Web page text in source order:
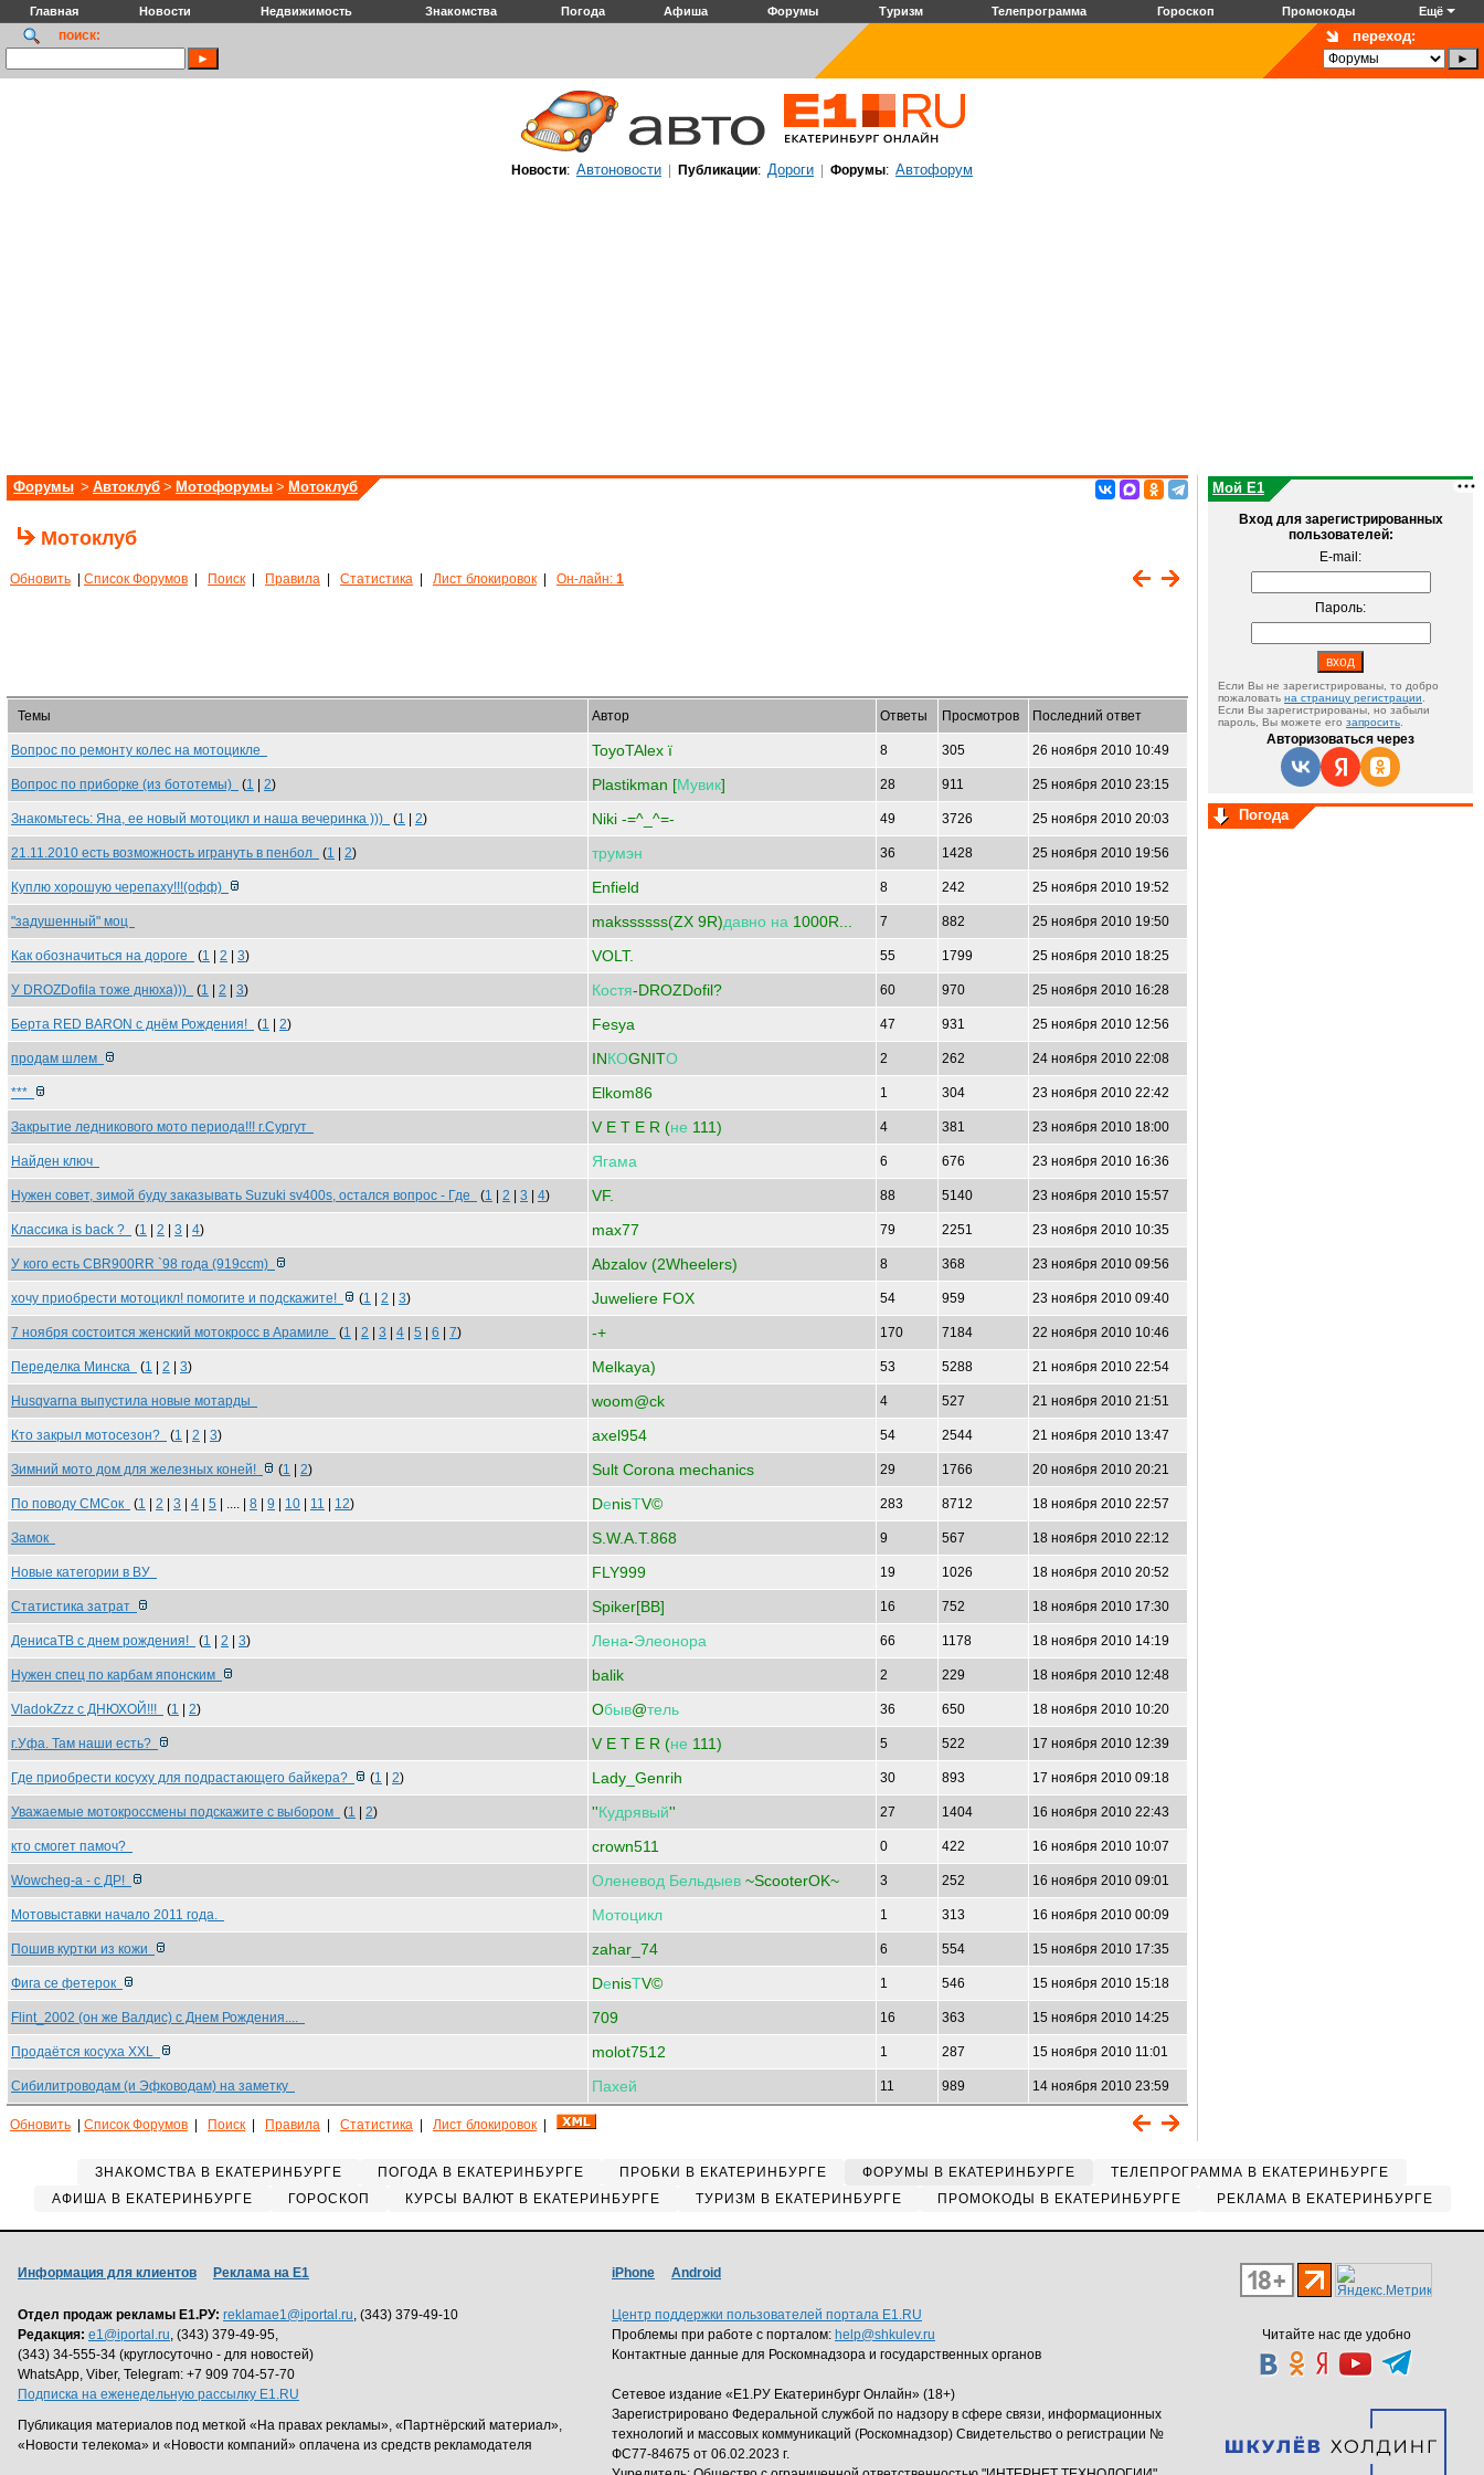
Главная Новости Недвижимость Знакомства Погода Афиша Форумы Туризм Телепрограмма Гороскоп Промокоды Ещё
поиск: переход:
Новости: Автоновости Публикации: Дороги Форумы: Автофорум
Форумы > Автоклуб > Мотофорумы > Мотоклуб
Мотоклуб
Обновить Список Форумов Поиск Правила Статистика Лист блокировок Он-лайн: 1
Темы Автор Ответы Просмотров Последний ответ
Вопрос по ремонту колес на мотоцикле ToyoTAlex ї 8 305 26 ноября 2010 10:49
Вопрос по приборке (из бототемы) (1 2) Plastikman [Мувик] 28 911 25 ноября 2010 23:15
Знакомьтесь: Яна, ее новый мотоцикл и наша вечеринка ))) (1 2) Niki -=^_^=- 49 3726 25 ноября 2010 20:03
21.11.2010 есть возможность игрануть в пенбол (1 2) трумэн 36 1428 25 ноября 2010 19:56
Куплю хорошую черепаху!!!(офф) Enfield 8 242 25 ноября 2010 19:52
"задушенный" моц makssssss(ZX 9R)давно на 1000R... 7 882 25 ноября 2010 19:50
Как обозначиться на дороге (1 2 3) VOLT. 55 1799 25 ноября 2010 18:25
У DROZDofila тоже днюха))) (1 2 3) Костя-DROZDofil? 60 970 25 ноября 2010 16:28
Берта RED BARON с днём Рождения! (1 2) Fesya 47 931 25 ноября 2010 12:56
продам шлем INКОGNITО 2 262 24 ноября 2010 22:08
*** Elkom86 1 304 23 ноября 2010 22:42
Закрытие ледникового мото периода!!! г.Сургут V E T E R (не 111) 4 381 23 ноября 2010 18:00
Найден ключ Ягама 6 676 23 ноября 2010 16:36
Нужен совет, зимой буду заказывать Suzuki sv400s, остался вопрос - Где (1 2 3 4) VF. 88 5140 23 ноября 2010 15:57
Классика is back ? (1 2 3 4) max77 79 2251 23 ноября 2010 10:35
У кого есть CBR900RR `98 года (919ссm) Abzalov (2Wheelers) 8 368 23 ноября 2010 09:56
хочу приобрести мотоцикл! помогите и подскажите! (1 2 3) Juweliere FOX 54 959 23 ноября 2010 09:40
7 ноября состоится женский мотокросс в Арамиле (1 2 3 4 5 6 7) -+ 170 7184 22 ноября 2010 10:46
Переделка Минска (1 2 3) Melkaya) 53 5288 21 ноября 2010 22:54
Husqvarna выпустила новые мотарды woom@ck 4 527 21 ноября 2010 21:51
Кто закрыл мотосезон? (1 2 3) axel954 54 2544 21 ноября 2010 13:47
Зимний мото дом для железных коней! (1 2) Sult Corona mechanics 29 1766 20 ноября 2010 20:21
По поводу СМСок (1 2 3 4 5 | .... | 8 9 10 11 12) DеnisТV© 283 8712 18 ноября 2010 22:57
Замок S.W.A.T.868 9 567 18 ноября 2010 22:12
Новые категории в ВУ FLY999 19 1026 18 ноября 2010 20:52
Статистика затрат Spiker[BB] 16 752 18 ноября 2010 17:30
ДенисаТВ с днем рождения! (1 2 3) Лена-Элеонора 66 1178 18 ноября 2010 14:19
Нужен спец по карбам японским balik 2 229 18 ноября 2010 12:48
VladokZzz с ДНЮХОЙ!!! (1 2) Oбыв@тель 36 650 18 ноября 2010 10:20
г.Уфа. Там наши есть? V E T E R (не 111) 5 522 17 ноября 2010 12:39
Где приобрести косуху для подрастающего байкера? (1 2) Lady_Genrih 30 893 17 ноября 2010 09:18
Уважаемые мотокроссмены подскажите с выбором (1 2) ''Кудрявый'' 27 1404 16 ноября 2010 22:43
кто смогет памоч? crown511 0 422 16 ноября 2010 10:07
Wowcheg-а - с ДР! Оленевод Бельдыев ~ScooterOK~ 3 252 16 ноября 2010 09:01
Мотовыставки начало 2011 года. Мотоцикл 1 313 16 ноября 2010 00:09
Пошив куртки из кожи zahar_74 6 554 15 ноября 2010 17:35
Фига се фетерок DеnisТV© 1 546 15 ноября 2010 15:18
Flint_2002 (он же Валдис) с Днем Рождения.... 709 16 363 15 ноября 2010 14:25
Продаётся косуха XXL molot7512 1 287 15 ноября 2010 11:01
Сибилитроводам (и Эфководам) на заметку Пахей 11 989 14 ноября 2010 23:59
Обновить Список Форумов Поиск Правила Статистика Лист блокировок
Мой E1
Вход для зарегистрированных
пользователей:
E-mail:
Пароль:
Если Вы не зарегистрированы, то добро
пожаловать на страницу регистрации
Если Вы зарегистрированы, но забыли
пароль, Вы можете его запросить
Авторизоваться через
Погода
ЗНАКОМСТВА В ЕКАТЕРИНБУРГЕ ПОГОДА В ЕКАТЕРИНБУРГЕ ПРОБКИ В ЕКАТЕРИНБУРГЕ ФОРУМЫ В ЕКАТЕРИНБУРГЕ
ТЕЛЕПРОГРАММА В ЕКАТЕРИНБУРГЕ
АФИША В ЕКАТЕРИНБУРГЕ
ГОРОСКОП КУРСЫ ВАЛЮТ В ЕКАТЕРИНБУРГЕ ТУРИЗМ В ЕКАТЕРИНБУРГЕ ПРОМОКОДЫ В ЕКАТЕРИНБУРГЕ РЕКЛАМА В ЕКАТЕРИНБУРГЕ
Читайте нас где удобно
Информация для клиентов Реклама на Е1
Отдел продаж рекламы Е1.РУ: reklamae1@iportal.ru, (343) 379-49-10
Редакция: e1@iportal.ru, (343) 379-49-95,
(343) 34-555-34 (круглосуточно - для новостей)
WhatsApp, Viber, Telegram: +7 909 704-57-70
Подписка на еженедельную рассылку E1.RU
Публикация материалов под меткой «На правах рекламы», «Партнёрский материал»,
«Новости телекома» и «Новости компаний» оплачена из средств рекламодателя
iPhone Android
Центр поддержки пользователей портала E1.RU
Проблемы при работе с порталом: help@shkulev.ru
Контактные данные для Роскомнадзора и государственных органов
Сетевое издание «Е1.РУ Екатеринбург Онлайн» (18+)
Зарегистрировано Федеральной службой по надзору в сфере связи, информационных
технологий и массовых коммуникаций (Роскомнадзор) Свидетельство о регистрации №
ФС77-84675 от 06.02.2023 г.